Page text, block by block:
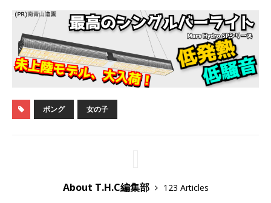
ボング 女の子
About T.H.C編集部
123 Articles